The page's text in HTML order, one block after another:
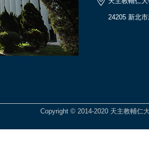
24205 新北
Copyright © 2014-2020 天主教輔仁